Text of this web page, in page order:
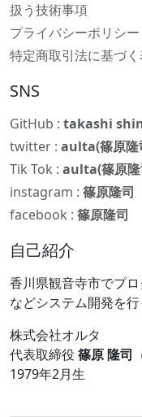
扱う技術事項
プライバシーポリシー
特定商取引法に基づ
SNS
GitHub : takashi
twitter : aulta(篠原隆
Tik Tok : aulta(篠原
instagram : 篠原隆司
facebook : 篠原隆司
自己紹介
香川県観音寺市でプ
などシステム開発を行
株式会社オルタ
代表取締役 篠原 隆司
1979年2月生